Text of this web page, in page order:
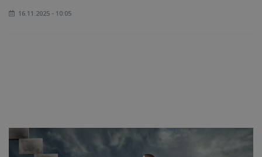
16.11.2025 - 10:05